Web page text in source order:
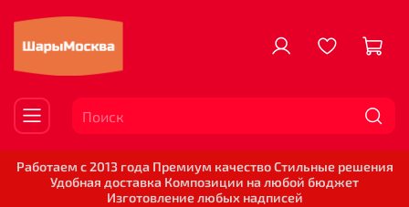
Работаем с 2013 года Премиум качество Стильные решения
Удобная доставка Композиции на любой бюджет
Изготовление любых надписей